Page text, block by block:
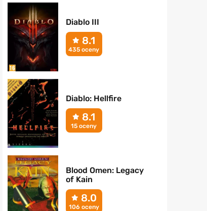
Diablo III
8.1
435 oceny
Diablo: Hellfire
8.1
15 oceny
Blood Omen: Legacy
of Kain
8.0
106 oceny